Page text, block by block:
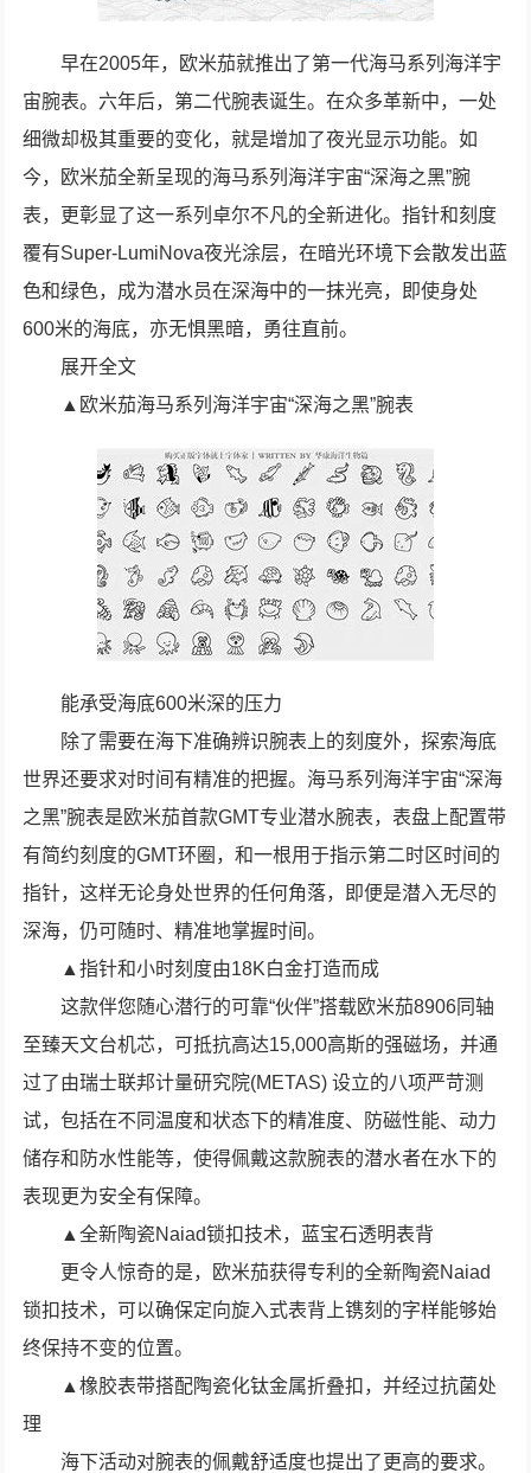
早在2005年，欧米茄就推出了第一代海马系列海洋宇
宙腕表。六年后，第二代腕表诞生。在众多革新中，一处
细微却极其重要的变化，就是增加了夜光显示功能。如
今，欧米茄全新呈现的海马系列海洋宇宙“深海之黑”腕
表，更彰显了这一系列卓尔不凡的全新进化。指针和刻度
覆有Super-LumiNova夜光涂层，在暗光环境下会散发出蓝
色和绿色，成为潜水员在深海中的一抹光亮，即使身处
600米的海底，亦无惧黑暗，勇往直前。
展开全文
▲欧米茄海马系列海洋宇宙“深海之黑”腕表
能承受海底600米深的压力
除了需要在海下准确辨识腕表上的刻度外，探索海底
世界还要求对时间有精准的把握。海马系列海洋宇宙“深海
之黑”腕表是欧米茄首款GMT专业潜水腕表，表盘上配置带
有简约刻度的GMT环圈，和一根用于指示第二时区时间的
指针，这样无论身处世界的任何角落，即便是潜入无尽的
深海，仍可随时、精准地掌握时间。
▲指针和小时刻度由18K白金打造而成
这款伴您随心潜行的可靠“伙伴”搭载欧米茄8906同轴
至臻天文台机芯，可抵抗高达15,000高斯的强磁场，并通
过了由瑞士联邦计量研究院(METAS) 设立的八项严苛测
试，包括在不同温度和状态下的精准度、防磁性能、动力
储存和防水性能等，使得佩戴这款腕表的潜水者在水下的
表现更为安全有保障。
▲全新陶瓷Naiad锁扣技术，蓝宝石透明表背
更令人惊奇的是，欧米茄获得专利的全新陶瓷Naiad
锁扣技术，可以确保定向旋入式表背上镌刻的字样能够始
终保持不变的位置。
▲橡胶表带搭配陶瓷化钛金属折叠扣，并经过抗菌处
理
海下活动对腕表的佩戴舒适度也提出了更高的要求。